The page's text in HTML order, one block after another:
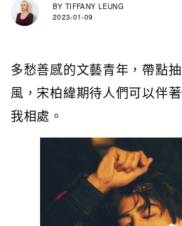
BY TIFFANY LEUNG
2023-01-09
多愁善感的文藝青年，帶點
風，宋柏緯期待人們可以伴
我相處。